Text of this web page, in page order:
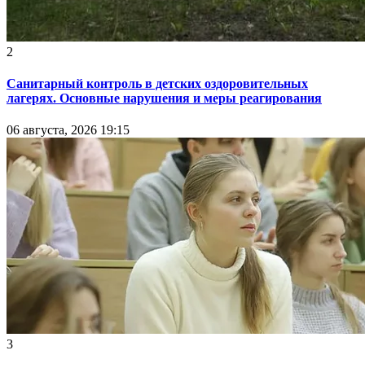
2
Санитарный контроль в детских оздоровительных
лагерях. Основные нарушения и меры реагирования
06 августа, 2026 19:15
3